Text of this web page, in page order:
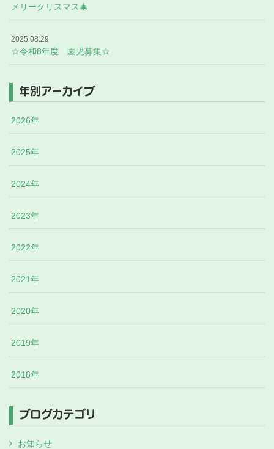
メリークリスマス🎄
2025.08.29
☆令和8年度 園児募集☆
年別アーカイブ
2026年
2025年
2024年
2023年
2022年
2021年
2020年
2019年
2018年
ブログカテゴリ
お知らせ